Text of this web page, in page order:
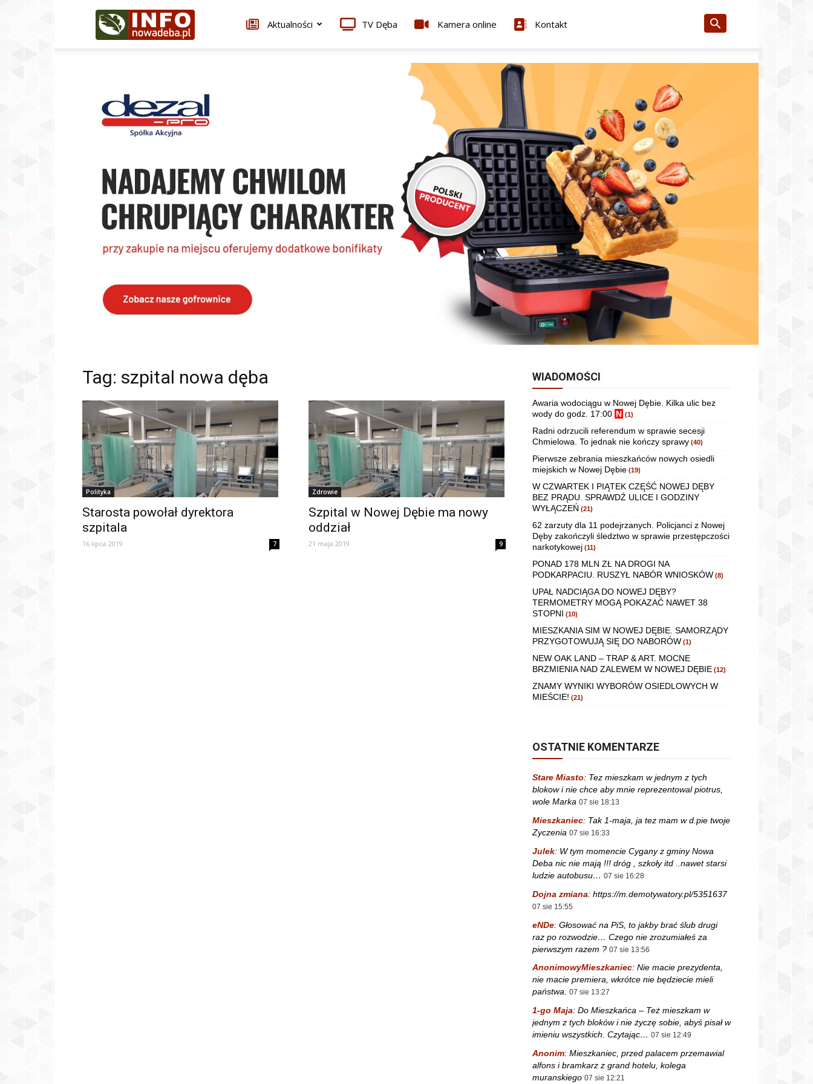
Infonowadeba.pl Aktualności TV Dęba Kamera online Kontakt
Tag: szpital nowa dęba
Polityka
Starosta powołał dyrektora
szpitala
16 lipca 2019 7
Zdrowie
Szpital w Nowej Dębie ma nowy
oddział
21 maja 2019 9
WIADOMOŚCI
Awaria wodociągu w Nowej Dębie. Kilka ulic bez
wody do godz. 17:00 N (1)
Radni odrzucili referendum w sprawie secesji
Chmielowa. To jednak nie kończy sprawy (40)
Pierwsze zebrania mieszkańców nowych osiedli
miejskich w Nowej Dębie (19)
W CZWARTEK I PIĄTEK CZĘŚĆ NOWEJ DĘBY
BEZ PRĄDU. SPRAWDŹ ULICE I GODZINY
WYŁĄCZEŃ (21)
62 zarzuty dla 11 podejrzanych. Policjanci z Nowej
Dęby zakończyli śledztwo w sprawie przestępczości
narkotykowej (11)
PONAD 178 MLN ZŁ NA DROGI NA
PODKARPACIU. RUSZYŁ NABÓR WNIOSKÓW (8)
UPAŁ NADCIĄGA DO NOWEJ DĘBY?
TERMOMETRY MOGĄ POKAZAĆ NAWET 38
STOPNI (10)
MIESZKANIA SIM W NOWEJ DĘBIE. SAMORZĄDY
PRZYGOTOWUJĄ SIĘ DO NABORÓW (1)
NEW OAK LAND – TRAP & ART. MOCNE
BRZMIENIA NAD ZALEWEM W NOWEJ DĘBIE (12)
ZNAMY WYNIKI WYBORÓW OSIEDLOWYCH W
MIEŚCIE! (21)
OSTATNIE KOMENTARZE
Stare Miasto: Tez mieszkam w jednym z tych
blokow i nie chce aby mnie reprezentowal piotrus,
wole Marka 07 sie 18:13
Mieszkaniec: Tak 1-maja, ja tez mam w d.pie twoje
Zyczenia 07 sie 16:33
Julek: W tym momencie Cygany z gminy Nowa
Deba nic nie mają !!! dróg , szkoły itd ..nawet starsi
ludzie autobusu… 07 sie 16:28
Dojna zmiana: https://m.demotywatory.pl/5351637
07 sie 15:55
eNDe: Głosować na PiS, to jakby brać ślub drugi
raz po rozwodzie… Czego nie zrozumiałeś za
pierwszym razem ? 07 sie 13:56
AnonimowyMieszkaniec: Nie macie prezydenta,
nie macie premiera, wkrótce nie będziecie mieli
państwa. 07 sie 13:27
1-go Maja: Do Mieszkańca – Też mieszkam w
jednym z tych bloków i nie życzę sobie, abyś pisał w
imieniu wszystkich. Czytając… 07 sie 12:49
Anonim: Mieszkaniec, przed palacem przemawial
alfons i bramkarz z grand hotelu, kolega
muranskiego 07 sie 12:21